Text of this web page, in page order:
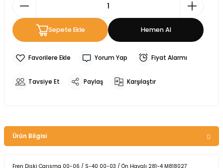
Sepete Ekle Hemen Al
Yorum Yap Fiyat Alarmı
Tavsiye Et Paylaş Karşılaştır
Ürün Bilgisi
Fren Diski Carısma 00-06 / S-40 00-03 / Ön Havalı 281-4 M818027